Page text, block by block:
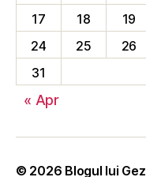
17
18 19
24
25 26
31
« Apr
© 2026 Blogul lui Gez